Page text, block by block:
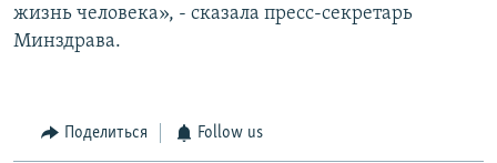
жизнь человека», - сказала пресс-секретарь
Минздрава.
Поделиться Follow us